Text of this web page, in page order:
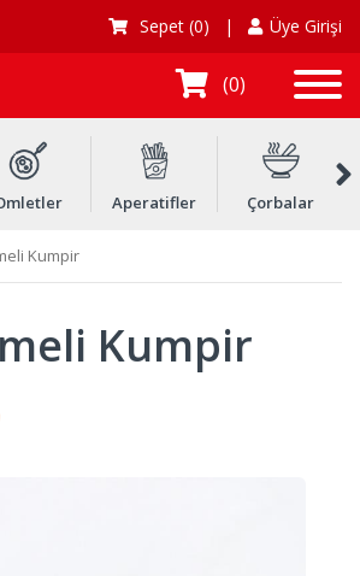
Sepet (0) | Üye Girişi
0
Aperatifler Çorbalar
Kumpir
Kumpir